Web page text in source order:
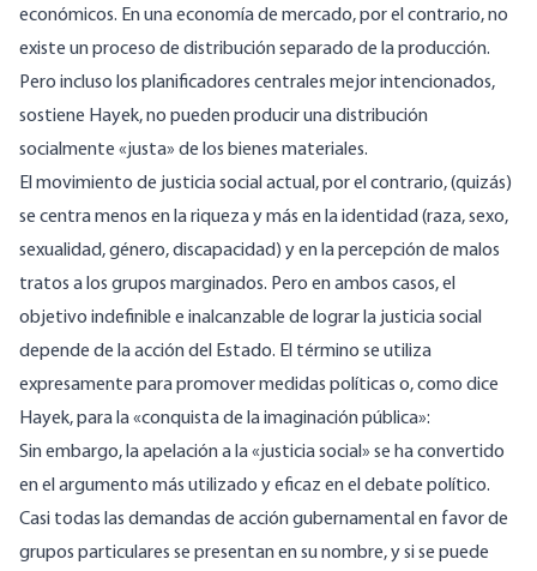
económicos. En una economía de mercado, por el contrario, no
existe un proceso de distribución separado de la producción.
Pero incluso los planificadores centrales mejor intencionados,
sostiene Hayek, no pueden producir una distribución
socialmente «justa» de los bienes materiales.
El movimiento de justicia social actual, por el contrario, (quizás)
se centra menos en la riqueza y más en la identidad (raza, sexo,
sexualidad, género, discapacidad) y en la percepción de malos
tratos a los grupos marginados. Pero en ambos casos, el
objetivo indefinible e inalcanzable de lograr la justicia social
depende de la acción del Estado. El término se utiliza
expresamente para promover medidas políticas o, como dice
Hayek, para la «conquista de la imaginación pública»:
Sin embargo, la apelación a la «justicia social» se ha convertido
en el argumento más utilizado y eficaz en el debate político.
Casi todas las demandas de acción gubernamental en favor de
grupos particulares se presentan en su nombre, y si se puede